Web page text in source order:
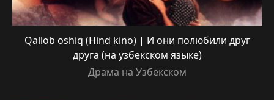
Qallob oshiq (Hind kino) | И они полюбили друг
друга (на узбекском языке)
Драма на Узбекском